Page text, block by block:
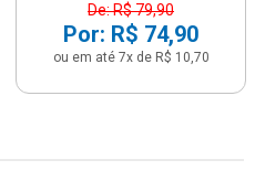
De: R$ 79,90
Por: R$ 74,90
ou em até 7x de R$ 10,70